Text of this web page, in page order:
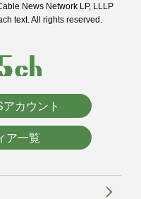
News Network LP, LLLP
text. All rights reserved.
カウント
ア一覧